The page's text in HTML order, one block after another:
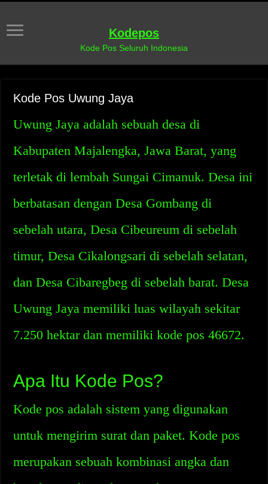
Kodepos
Kode Pos Seluruh Indonesia
Kode Pos Uwung Jaya
Uwung Jaya adalah sebuah desa di
Kabupaten Majalengka, Jawa Barat, yang
terletak di lembah Sungai Cimanuk. Desa ini
berbatasan dengan Desa Gombang di
sebelah utara, Desa Cibeureum di sebelah
timur, Desa Cikalongsari di sebelah selatan,
dan Desa Cibaregbeg di sebelah barat. Desa
Uwung Jaya memiliki luas wilayah sekitar
7.250 hektar dan memiliki kode pos 46672.
Apa Itu Kode Pos?
Kode pos adalah sistem yang digunakan
untuk mengirim surat dan paket. Kode pos
merupakan sebuah kombinasi angka dan